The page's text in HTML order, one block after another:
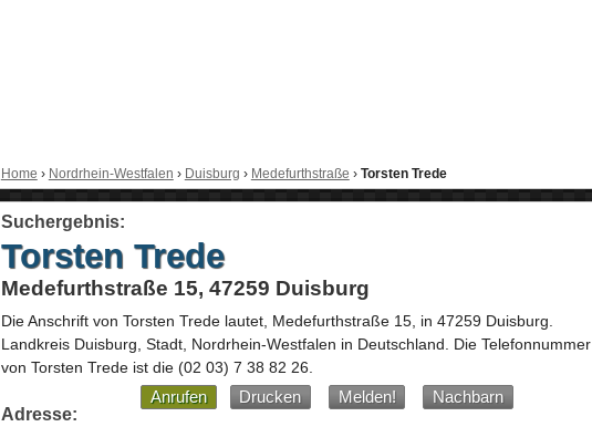
Home › Nordrhein-Westfalen › Duisburg › Medefurthstraße › Torsten Trede
Suchergebnis:
Torsten Trede
Medefurthstraße 15, 47259 Duisburg
Die Anschrift von Torsten Tredelautet, Medefurthstraße 15, in 47259 Duisburg
Landkreis Duisburg, Stadt, Nordrhein-Westfalen in Deutschland
Die Telefonnummer
von Torsten Trede ist die (02 03) 7 38 82 26
Anrufen Drucken Melden!
Nachbarn
Adresse: